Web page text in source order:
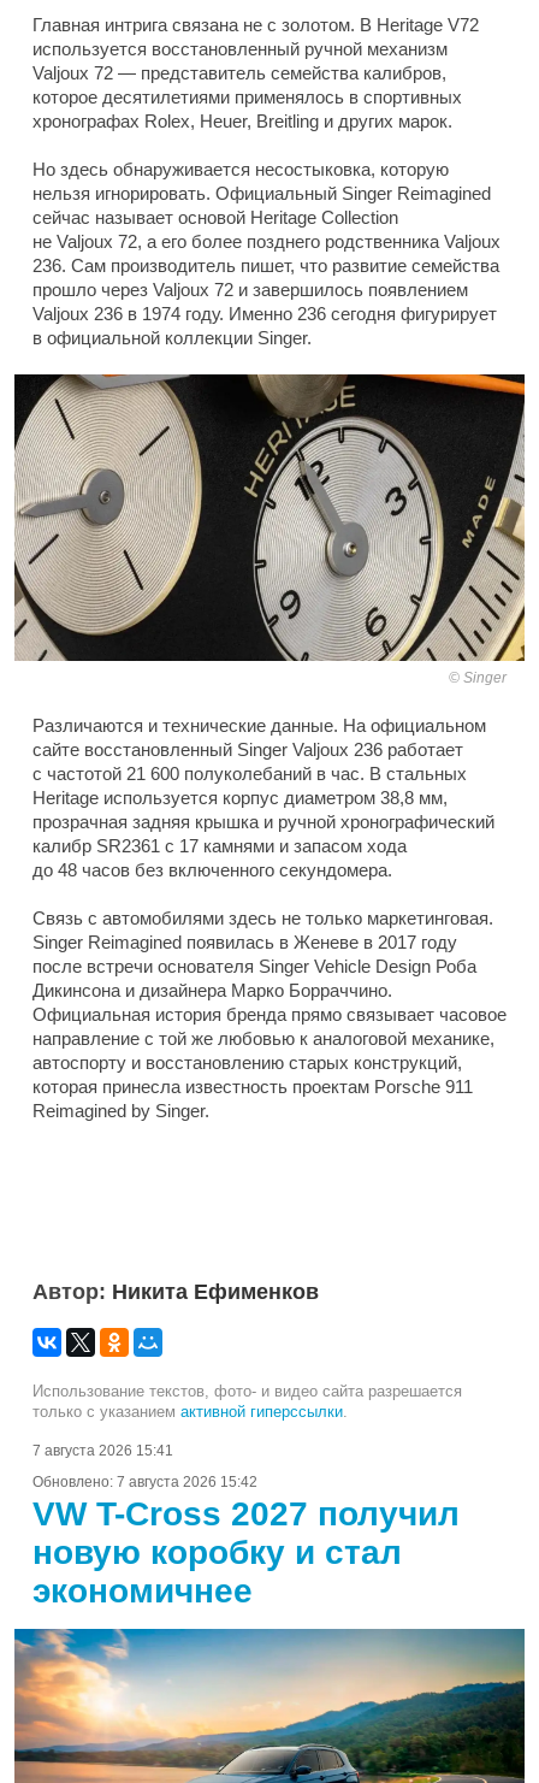
Главная интрига связана не с золотом. В Heritage V72
используется восстановленный ручной механизм
Valjoux 72 — представитель семейства калибров,
которое десятилетиями применялось в спортивных
хронографах Rolex, Heuer, Breitling и других марок.
Но здесь обнаруживается несостыковка, которую
нельзя игнорировать. Официальный Singer Reimagined
сейчас называет основой Heritage Collection
не Valjoux 72, а его более позднего родственника Valjoux
236. Сам производитель пишет, что развитие семейства
прошло через Valjoux 72 и завершилось появлением
Valjoux 236 в 1974 году. Именно 236 сегодня фигурирует
в официальной коллекции Singer.
Singer
Различаются и технические данные. На официальном
сайте восстановленный Singer Valjoux 236 работает
с частотой 21 600 полуколебаний в час. В стальных
Heritage используется корпус диаметром 38,8 мм,
прозрачная задняя крышка и ручной хронографический
калибр SR2361 с 17 камнями и запасом хода
до 48 часов без включенного секундомера.
Связь с автомобилями здесь не только маркетинговая.
Singer Reimagined появилась в Женеве в 2017 году
после встречи основателя Singer Vehicle Design Роба
Дикинсона и дизайнера Марко Борраччино.
Официальная история бренда прямо связывает часовое
направление с той же любовью к аналоговой механике,
автоспорту и восстановлению старых конструкций,
которая принесла известность проектам Porsche 911
Reimagined by Singer.
Автор: Никита Ефименков
Использование текстов, фото- и видео сайта разрешается
только с указанием активной гиперссылки.
7 августа 2026 15:41
Обновлено: 7 августа 2026 15:42
VW T-Cross 2027 получил
новую коробку и стал
экономичнее